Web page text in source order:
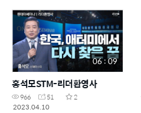
06 : 09
홍석모STM-리더환영사
966 51
2
2023.04.10